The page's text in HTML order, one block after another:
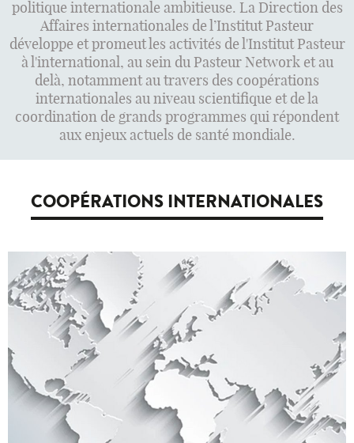
politique internationale ambitieuse. La Direction des
Affaires internationales de l’Institut Pasteur
développe et promeut les activités de l'Institut Pasteur
à l'international, au sein du Pasteur Network et au
delà, notamment au travers des coopérations
internationales au niveau scientifique et de la
coordination de grands programmes qui répondent
aux enjeux actuels de santé mondiale.
COOPÉRATIONS INTERNATIONALES